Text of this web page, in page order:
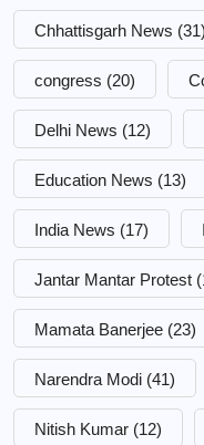
Chhattisgarh News (31)
congress (20)
Delhi News (12)
Education News (13)
India News (17)
Jantar Mantar Protest
Mamata Banerjee (23)
Narendra Modi (41)
Nitish Kumar (12)